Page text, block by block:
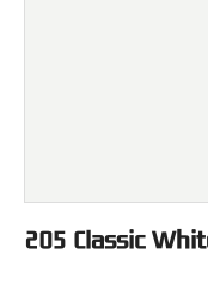
205 Classic